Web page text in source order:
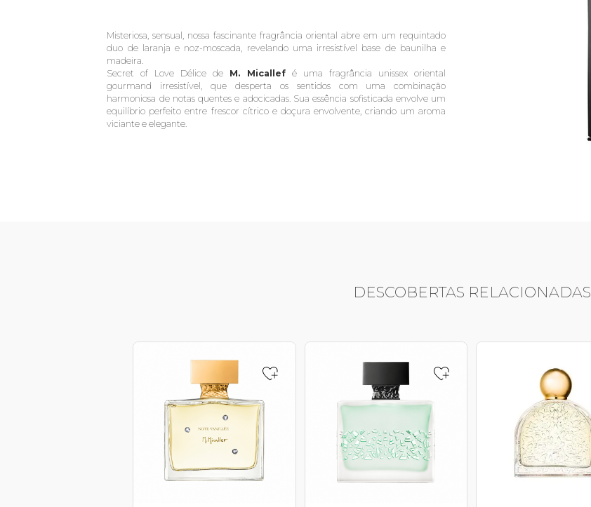
Misteriosa, sensual, nossa fascinante fragrância oriental abre em um requintado
duo de laranja e noz-moscada, revelando uma irresistível base de baunilha e
madeira.
Secret of Love Délice de M. Micallef é uma fragrância unissex oriental
gourmand irresistível, que desperta os sentidos com uma combinação
harmoniosa de notas quentes e adocicadas. Sua essência sofisticada envolve um
equilíbrio perfeito entre frescor cítrico e doçura envolvente, criando um aroma
viciante e elegante.
DESCOBERTAS RELACIONADAS